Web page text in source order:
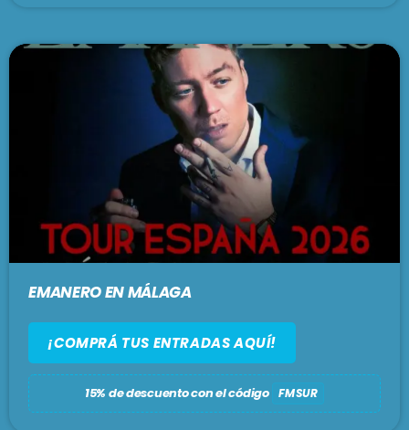
EL GRITO SAGRADO
7:00 pm - 9:00 pm
EMANERO EN MÁLAGA
¡COMPRÁ TUS ENTRADAS AQUÍ!
15% de descuento con el código FMSUR